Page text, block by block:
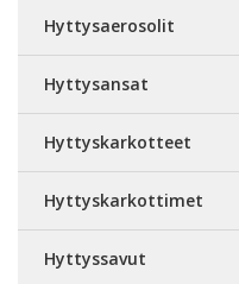
Hyttysaerosolit
Hyttysansat
Hyttyskarkotteet
Hyttyskarkottimet
Hyttyssavut